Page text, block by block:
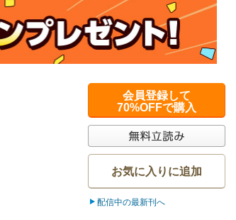
会員登録して
70%OFFで購入
お気に入りに追加
配信中の最新刊へ